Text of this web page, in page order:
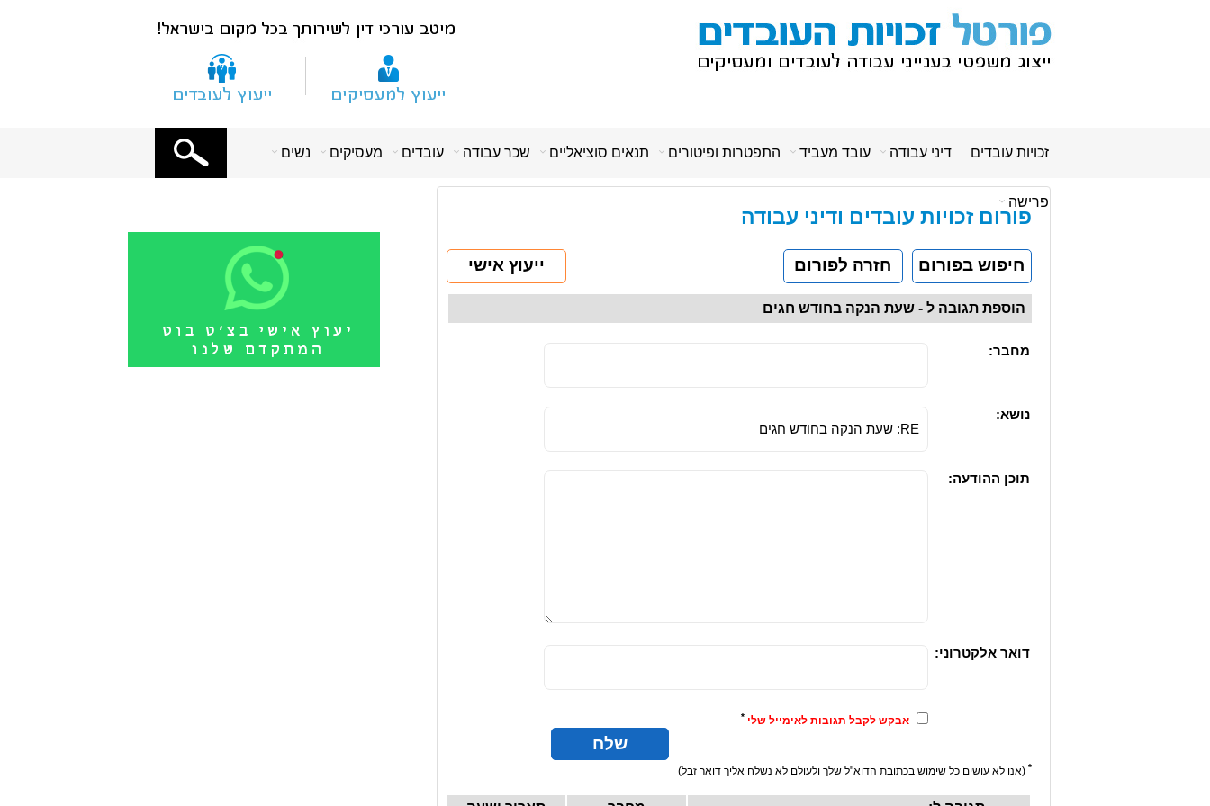
זכויות עובדים דיני עבודה עובד מעביד התפטרות ופיטורים תנאים סוציאליים שכר עבודה עובדים מעסיקים נשים
פרישה
X
פורום זכויות עובדים ודיני עבודה
חיפוש בפורום חזרה לפורום ייעוץ אישי
הוספת תגובה ל - שעת הנקה בחודש חגים
מחבר:
נושא:
תוכן ההודעה:
דואר אלקטרוני:
אבקש לקבל תגובות לאימייל שלי *
* (אנו לא עושים כל שימוש בכתובת הדוא"ל שלך ולעולם לא נשלח אליך דואר זבל)